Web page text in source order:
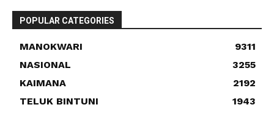
POPULAR CATEGORIES
MANOKWARI
9311
NASIONAL
3255
KAIMANA
2192
TELUK BINTUNI
1943